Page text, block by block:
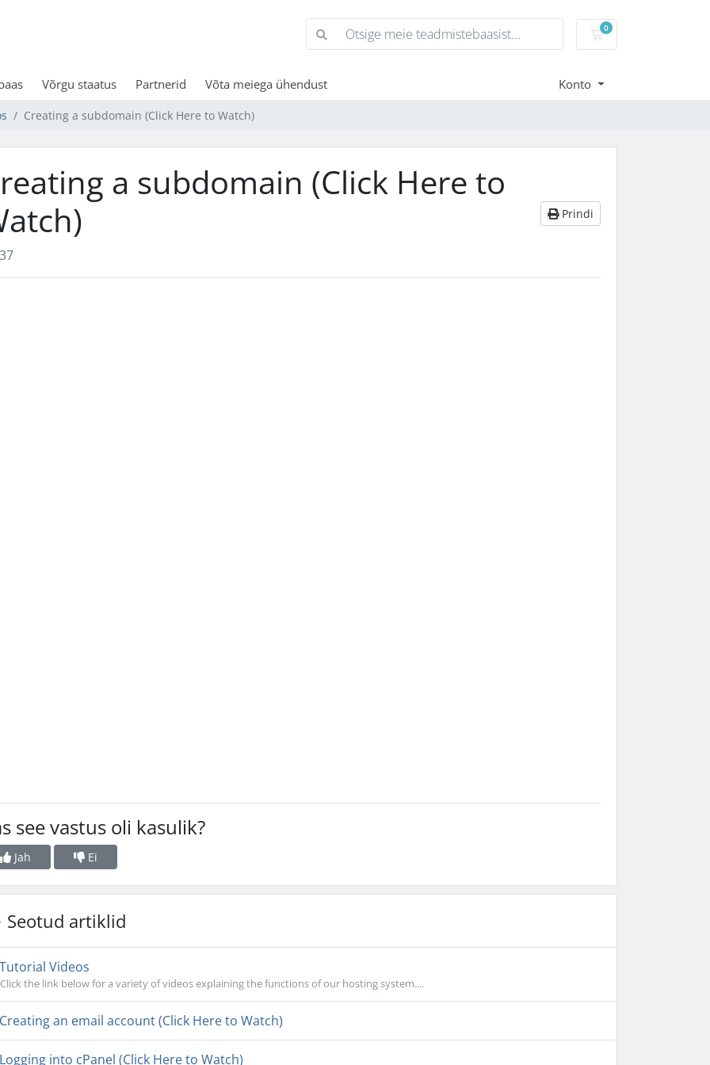
0
Ostukorv
Võrgu staatus Partnerid Võta meiega ühendust Konto
Creating a subdomain (Click Here to Watch)
a subdomain (Click Here to
Prindi
37
see vastus oli kasulik?
Jah Ei
Seotud artiklid
Videos
Click the link below for a variety of videos explaining the functions of our hosting system....
an email account (Click Here to Watch)
into cPanel (Click Here to Watch)